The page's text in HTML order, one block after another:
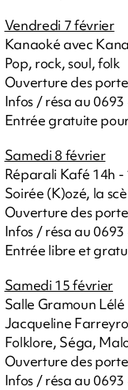
Vendredi 7 février
Kanaoké avec
Pop, rock, soul, folk
Ouverture des
Infos / résa au 0693
Entrée gratuite
Samedi 8 février
Réparali Kafé 14h -
Soirée (K)ozé, la
Ouverture des
Infos / résa au 0693
Entrée libre et
Samedi 15 février
Salle Gramoun Lélé
Jacqueline
Folklore, Séga,
Ouverture des
Infos / résa au 0693